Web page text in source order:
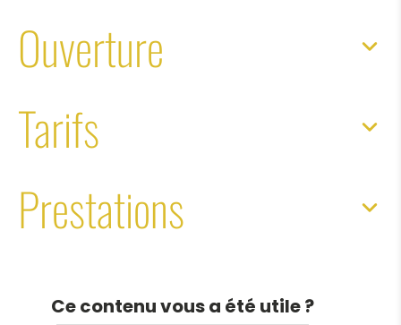
Ouverture
Tarifs
Prestations
Ce contenu vous a été utile ?